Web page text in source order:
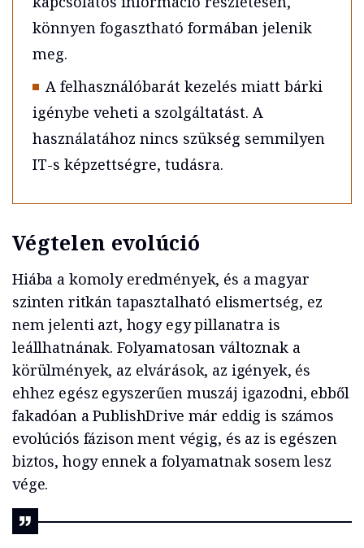
könnyen fogasztható formában jelenik
meg.
A felhasználóbarát kezelés miatt bárki
igénybe veheti a szolgáltatást. A
használatához nincs szükség semmilyen
IT-s képzettségre, tudásra.
Végtelen evolúció
Hiába a komoly eredmények, és a magyar
szinten ritkán tapasztalható elismertség, ez
nem jelenti azt, hogy egy pillanatra is
leállhatnának. Folyamatosan változnak a
körülmények, az elvárások, az igények, és
ehhez egész egyszerűen muszáj igazodni, ebből
fakadóan a PublishDrive már eddig is számos
evolúciós fázison ment végig, és az is egészen
biztos, hogy ennek a folyamatnak sosem lesz
vége.